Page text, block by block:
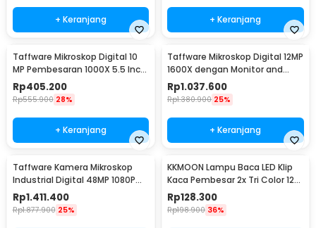
+ Keranjang + Keranjang
Taffware Mikroskop Digital 10
MP Pembesaran 1000X 5.5 Inch
LED Display - G5
Rp405.200
Rp555.900 28%
+ Keranjang
Taffware Mikroskop Digital 12MP
1600X dengan Monitor and
Metal Stand - G1600
Rp1.037.600
Rp1.380.900 25%
+ Keranjang
Taffware Kamera Mikroskop
Industrial Digital 48MP 1080P
130X - WR63HW
Rp1.411.400
Rp1.877.900 25%
KKMOON Lampu Baca LED Klip
Kaca Pembesar 2x Tri Color 12W
1200 Lumens - HP-P6
Rp128.300
Rp198.900 36%